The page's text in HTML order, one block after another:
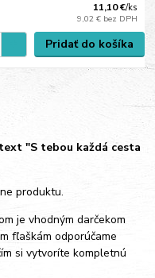
11,10 €/ks
9,02 € bez DPH
Pridať do košíka
"S tebou každá cesta
produktu.
je vhodným darčekom
fľaškám odporúčame
si vytvoríte kompletnú